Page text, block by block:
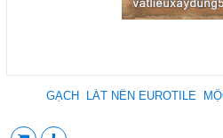
GẠCH LÁT NỀN EUROTILE